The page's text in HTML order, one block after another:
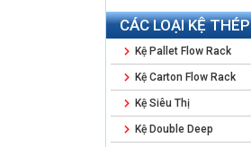
CÁC LOẠI KỆ THÉP
Kệ Pallet Flow Rack
Kệ Carton Flow Rack
Kệ Siêu Thị
Kệ Double Deep